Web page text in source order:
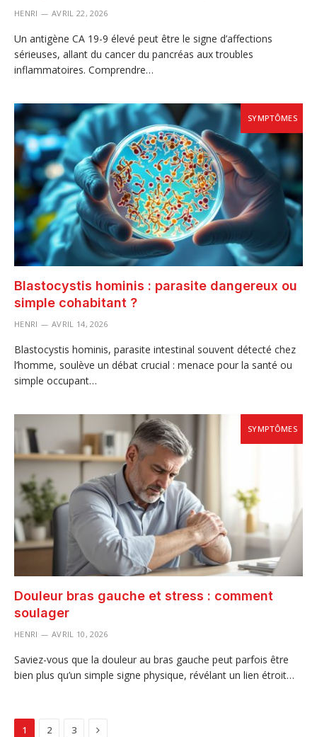
HENRI AVRIL 22, 2026
Un antigène CA 19-9 élevé peut être le signe d’affections
sérieuses, allant du cancer du pancréas aux troubles
inflammatoires. Comprendre…
SYMPTÔMES
Blastocystis hominis : parasite dangereux ou
simple cohabitant ?
HENRI AVRIL 14, 2026
Blastocystis hominis, parasite intestinal souvent détecté chez
l’homme, soulève un débat crucial : menace pour la santé ou
simple occupant…
SYMPTÔMES
Douleur bras gauche et stress : comment
soulager
HENRI AVRIL 10, 2026
Saviez-vous que la douleur au bras gauche peut parfois être
bien plus qu’un simple signe physique, révélant un lien étroit…
1 2 3 Next